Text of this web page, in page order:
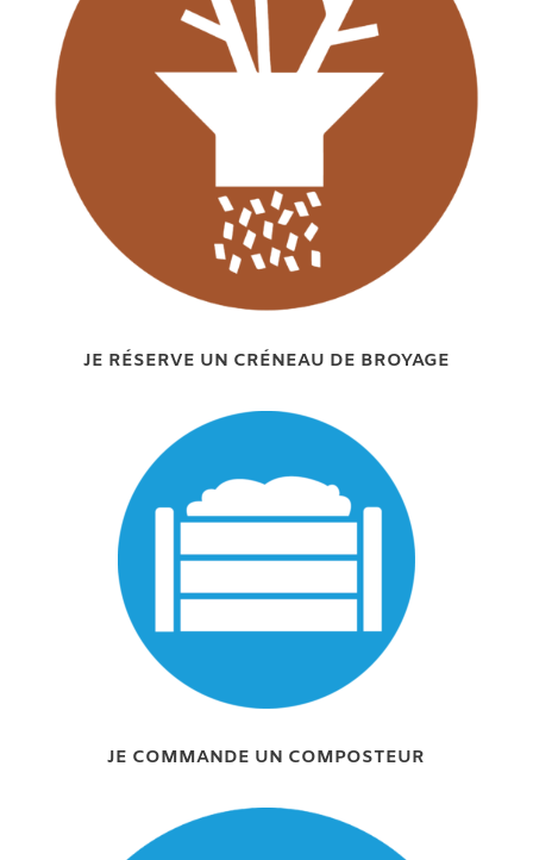
JE RÉSERVE UN CRÉNEAU DE BROYAGE
JE COMMANDE UN COMPOSTEUR